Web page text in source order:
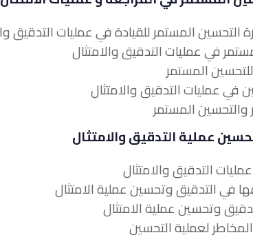
عملية التدقيق والامتثال